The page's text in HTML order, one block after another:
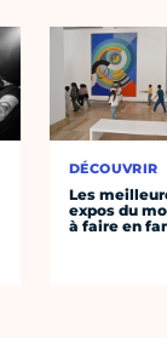
DÉCOUVRIR
Les
expos du
à faire en